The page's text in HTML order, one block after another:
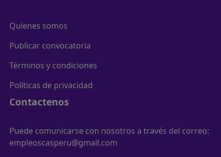
Quienes somos
Publicar convocatoria
Términos y condiciones
Políticas de privacidad
Contactenos
Puede comunicarse con nosotros a través del correo:
empleoscasperu@gmail.com